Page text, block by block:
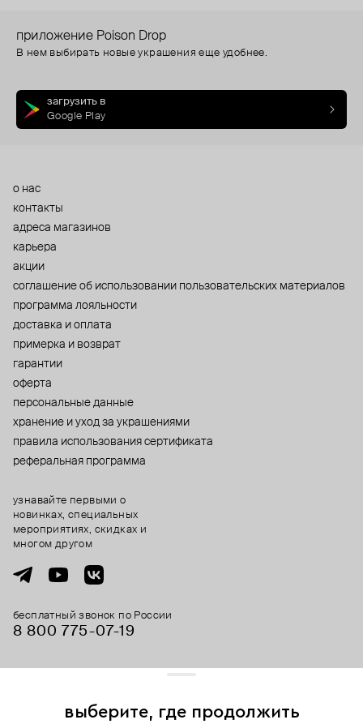
приложение Poison Drop
В нем выбирать новые украшения еще удобнее.
загрузить в
Google Play
о нас
контакты
адреса магазинов
карьера
акции
cоглашение об использовании пользовательских материалов
программа лояльности
доставка и оплата
примерка и возврат
гарантии
оферта
персональные данные
хранение и уход за украшениями
правила использования сертификата
реферальная программа
бесплатный звонок по России
8 800 775⁠-07⁠-19
узнавайте первыми о
новинках, специальных
мероприятиях, скидках и
многом другом
выберите, где продолжить